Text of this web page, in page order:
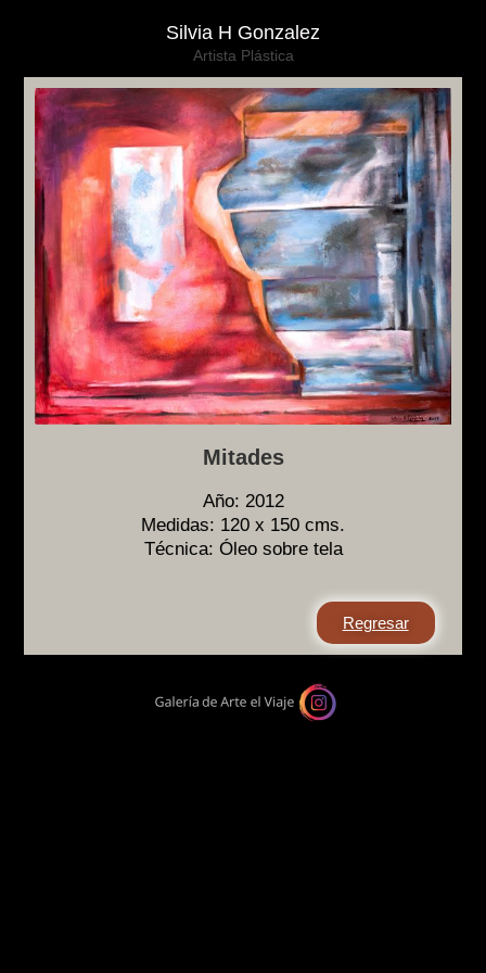
Silvia H Gonzalez
Artista Plástica
Mitades
Año: 2012
Medidas: 120 x 150 cms.
Técnica: Óleo sobre tela
Regresar